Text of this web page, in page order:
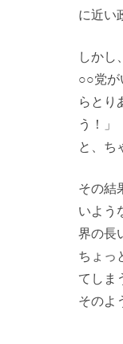
に近い
しかし
○○党が
らとり
う！」
と、ち
その結
いよう
界の長
ちょっ
てしま
そのよ